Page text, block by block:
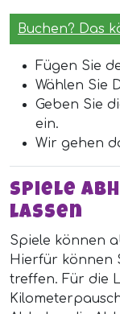
Buchen? Das
Fügen Sie
Wählen Sie
Geben Sie
ein.
Wir gehen
Spiele
lassen
Spiele können
Hierfür können
treffen. Für die